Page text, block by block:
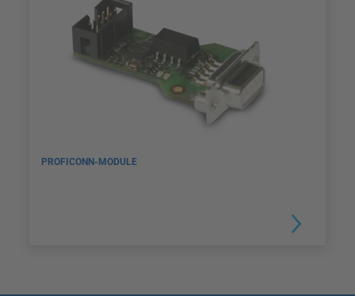
PROFICONN-MODULE